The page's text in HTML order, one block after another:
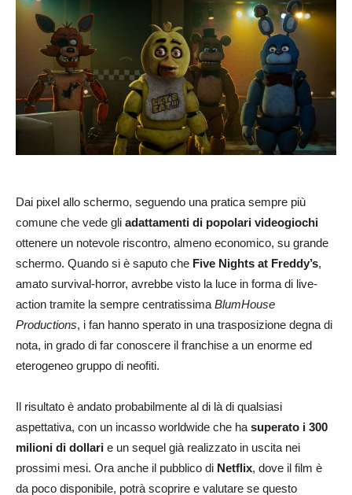
Dai pixel allo schermo, seguendo una pratica sempre più
comune che vede gli adattamenti di popolari videogiochi
ottenere un notevole riscontro, almeno economico, su grande
schermo. Quando si è saputo che Five Nights at Freddy’s,
amato survival-horror, avrebbe visto la luce in forma di live-
action tramite la sempre centratissima BlumHouse
Productions, i fan hanno sperato in una trasposizione degna di
nota, in grado di far conoscere il franchise a un enorme ed
eterogeneo gruppo di neofiti.
Il risultato è andato probabilmente al di là di qualsiasi
aspettativa, con un incasso worldwide che ha superato i 300
milioni di dollari e un sequel già realizzato in uscita nei
prossimi mesi. Ora anche il pubblico di Netflix, dove il film è
da poco disponibile, potrà scoprire e valutare se questo